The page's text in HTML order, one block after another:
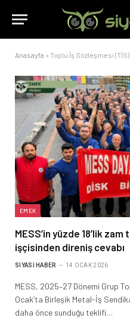
Anasayfa » Toplu İş Sözleşmesi (TİS)
EMEK
MESS’in yüzde 18’lik
işçisinden direniş cevabı
SIYASI HABER 14 OCAK 2026
MESS, 2025–27 Dönemi Grup
Ocak’ta Birleşik Metal-İş
daha önce sunduğu teklifi…